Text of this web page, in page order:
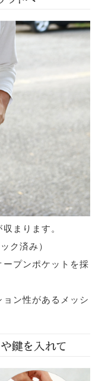
まります。
ク済み）
プンポケットを採
ン性があるメッシ